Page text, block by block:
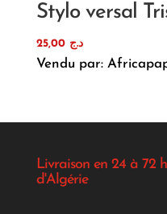
Stylo versal
د.ج 25,00
Vendu par:
Livraison en 24 à 72
d'Algérie